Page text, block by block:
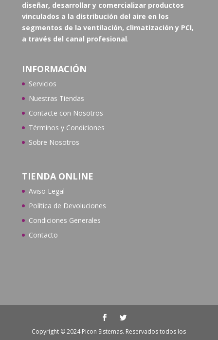
diseñar, desarrollar y comercializar productos
vinculados a la distribución del aire en los
segmentos de la ventilación, climatización y PCI,
a través del canal profesional.
INFORMACIÓN
Servicios
Nuestras Tiendas
Contacte con Nosotros
Términos y Condiciones
Sobre Nosotros
TIENDA ONLINE
Aviso Legal
Política de Devoluciones
Condiciones Generales
Contacto
Copyright © 2024 Picon Sistemas. Reservados todos los